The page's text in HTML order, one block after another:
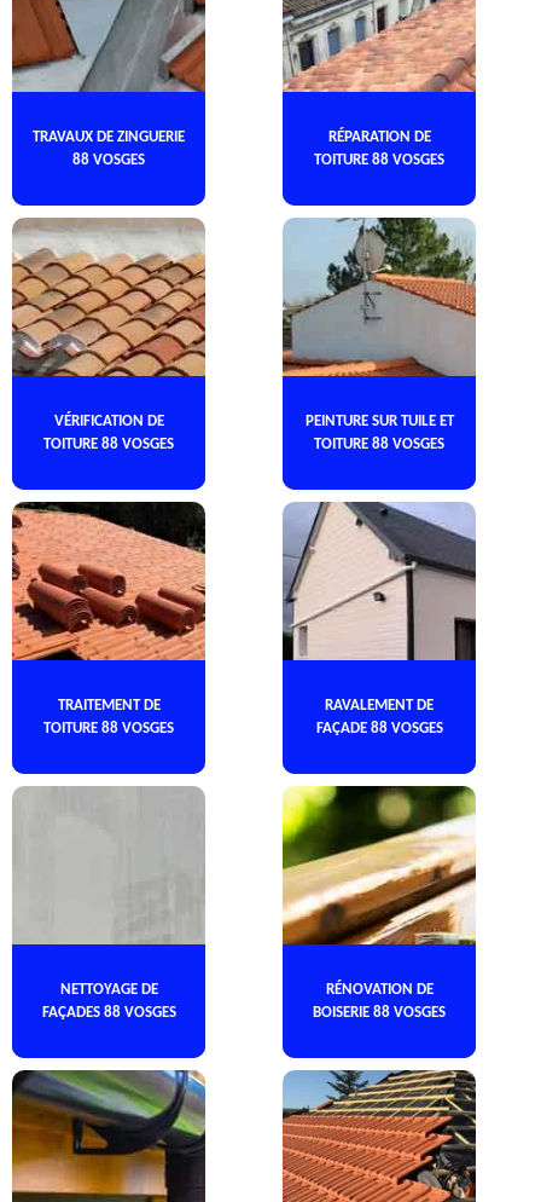
TRAVAUX DE ZINGUERIE
88 VOSGES
RÉPARATION DE
TOITURE 88 VOSGES
VÉRIFICATION DE
TOITURE 88 VOSGES
PEINTURE SUR TUILE ET
TOITURE 88 VOSGES
TRAITEMENT DE
TOITURE 88 VOSGES
RAVALEMENT DE
FAÇADE 88 VOSGES
NETTOYAGE DE
FAÇADES 88 VOSGES
RÉNOVATION DE
BOISERIE 88 VOSGES